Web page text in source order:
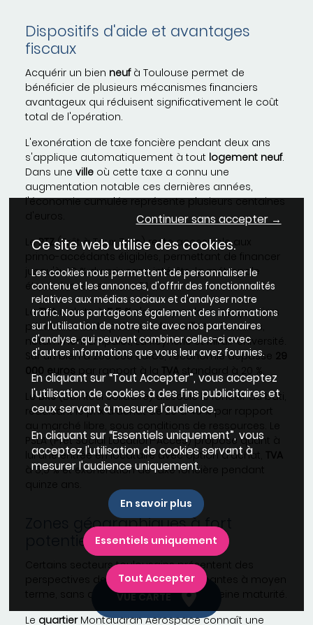
VUE CARTE
Dispositifs d'aide et avantages
fiscaux
Acquérir un bien neufà Toulouse permet de
bénéficier de plusieurs mécanismes financiers
avantageux qui réduisent significativement le coût
total de l'opération.
L'exonération de taxe foncière pendant deux ans
s'applique automatiquement à tout logement neuf.
Dans une ville où cette taxe a connu une
augmentation notable ces dernières années,
l'économie cumulée représente plusieurs centaines
d'euros.
LePTZ(Prêt à Taux Zéro) reste accessible aux
primo-accédants éligibles, permettant de financer
jusqu'à 40 % du prix sans intérêts, la métropole
étant classée en zone B1.
LaTVAréduite à5,5 %s'applique dans les quartiers
prioritaires de la politique de lavilletoulousains,
notamment Empalot, La Reynerie et Mirail-Université.
Sur un bien à 250 000 euros, l'économie dépasse 29
000 euros par rapport à la TVA standard à 20 %.
LeBRS(Bail Réel Solidaire) dissocie le foncier du bâti,
réduisant le prix d'achat de 20 à 40 % par rapport
au marché libre, sous conditions de ressources. Le
PSLA (Prêt Social Location-Accès) propose quant à
lui une entrée en locataire avec option d'achat,
TVA
à 5,5 % et exonération de taxe foncière pendant
quinze ans.
Zones géographiques à fort
potentiel de valorisation
Certains secteurs toulousains présentent des
perspectives de valorisation intéressantes à moyen
terme, sans avoir encore atteint leur pleine maturité.
Le quartierMontaudran Aerospace connaît une
Continuer sans accepter →
Ce site web utilise des cookies.
Les cookies nous permettent de personnaliser le
contenu et les annonces, d'offrir des fonctionnalités
relatives aux médias sociaux et d'analyser notre
trafic. Nous partageons également des informations
sur l'utilisation de notre site avec nos partenaires
d'analyse, qui peuvent combiner celles-ci avec
d'autres informations que vous leur avez fournies.
En cliquant sur “Tout Accepter”, vous acceptez
l'utilisation de cookies à des fins publicitaires et
ceux servant à mesurer l'audience.
En cliquant sur “Essentiels uniquement”, vous
acceptez l'utilisation de cookies servant à
mesurer l'audience uniquement.
En savoir plus
Essentiels uniquement
Tout Accepter